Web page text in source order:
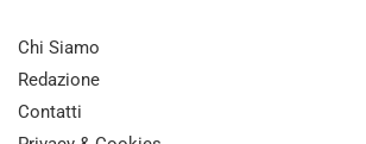
Chi Siamo
Redazione
Contatti